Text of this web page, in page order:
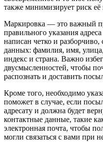
также минимизирует риск
Маркировка — это важный
правильного указания
написан четко и
данных: фамилия, имя,
индекс и страна. Важно
двусмысленностей, чтобы
распознать и доставить
Кроме того, необходимо
поможет в случае, если
адресату и должна будет
контактные данные, такие
электронная почта, чтобы
могли связаться с вами при